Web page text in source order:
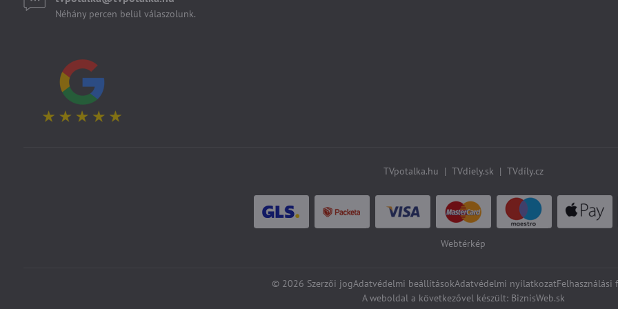
Néhány percen belül válaszolunk.
TVpotalka.hu | TVdiely.sk | TVdíly.cz
Webtérkép
© 2026 Szerzői jogAdatvédelmi beállításokAdatvédelmi nyilatkozatFelhasználási
A weboldal a következővel készült: BiznisWeb.sk